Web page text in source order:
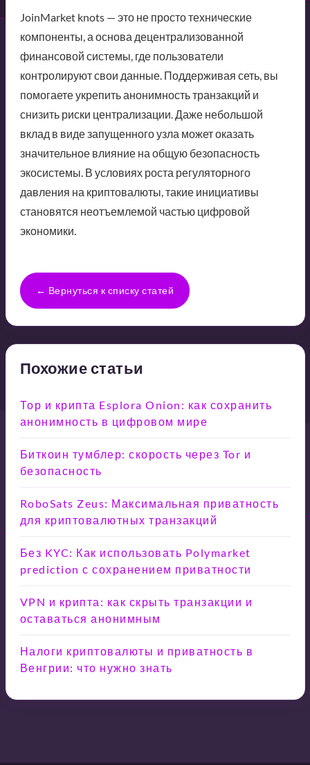
JoinMarket knots — это не просто технические
компоненты, а основа децентрализованной
финансовой системы, где пользователи
контролируют свои данные. Поддерживая сеть, вы
помогаете укрепить анонимность транзакций и
снизить риски централизации. Даже небольшой
вклад в виде запущенного узла может оказать
значительное влияние на общую безопасность
экосистемы. В условиях роста регуляторного
давления на криптовалюты, такие инициативы
становятся неотъемлемой частью цифровой
экономики.
← Вернуться к списку статей
Похожие статьи
Тор и крипта Esplora Onion: как сохранить
анонимность в цифровом мире
Биткоин тумблер: скорость через Tor и
безопасность
RoboSats Zeus: Максимальная приватность
для криптовалютных транзакций
Без KYC: Как использовать Polymarket
prediction с сохранением приватности
VPN и крипта: как скрыть транзакции и
оставаться анонимным
Налоги криптовалюты и приватность в
Венгрии: что нужно знать